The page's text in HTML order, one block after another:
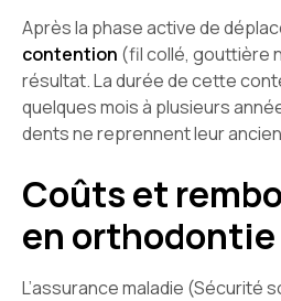
Après la phase active de
contention (fil collé, gouttière
résultat. La durée de cette
quelques mois à plusieurs
dents ne reprennent leur
Coûts et
en
L’assurance maladie (Sécurité